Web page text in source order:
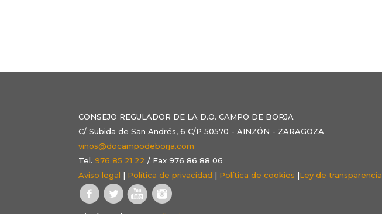
CONSEJO REGULADOR DE LA D.O. CAMPO DE BORJA
C/ Subida de San Andrés, 6 C/P 50570 - AINZÓN - ZARAGOZA
vinos@docampodeborja.com
Tel.976 85 21 22 / Fax 976 86 88 06
Aviso legal | Política de privacidad | Política de cookies |Ley de transparencia